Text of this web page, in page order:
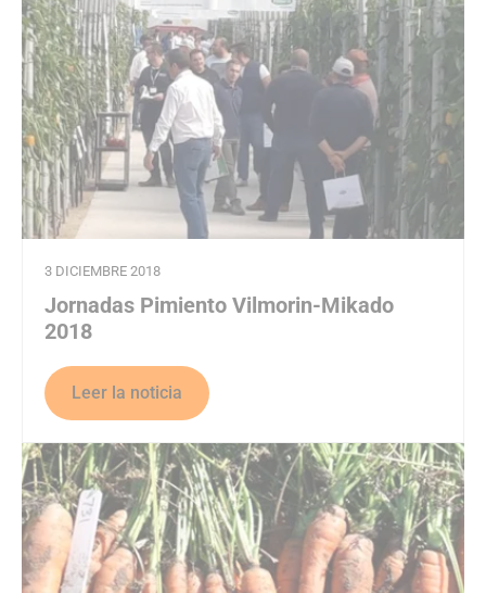
3 DICIEMBRE 2018
Jornadas Pimiento Vilmorin-Mikado
2018
Leer la noticia